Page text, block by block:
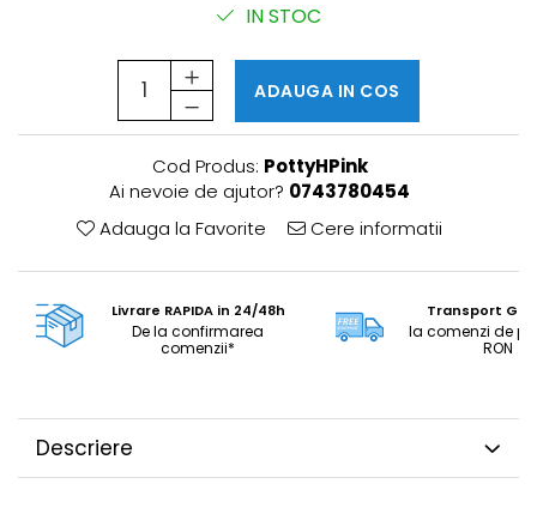
IN STOC
ADAUGA IN COS
Cod Produs: PottyHPink
Ai nevoie de ajutor? 0743780454
Adauga la Favorite
Cere informatii
Livrare RAPIDA in 24/48h
De la confirmarea
comenzii*
Transport
la comenzi de
RON
Descriere